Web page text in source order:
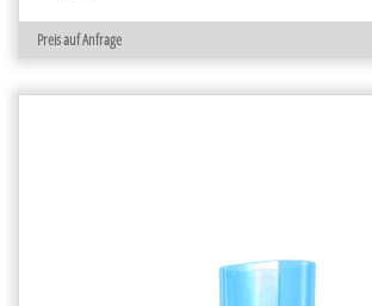
Preis auf Anfrage